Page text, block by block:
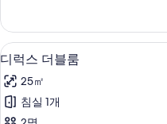
모
두
보
기
트
윈
룸
자
세
히
보
디
럭
스
더
3
디럭스 더블룸
25㎡
침실 1개